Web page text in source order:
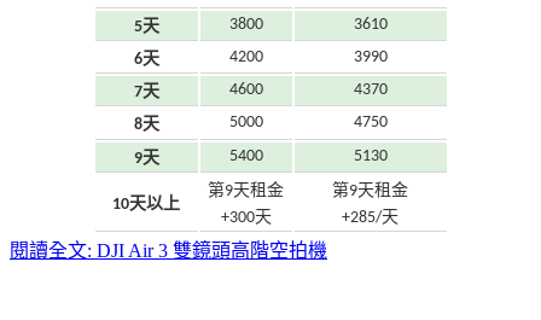
5天 3800
3610
6天
4200
3990
7天
4600
4370
8天
5000
4750
9天
5400 5130
10天以上
第9天租金
+300天
第9天租金
+285/天
閱讀全文: DJI Air 3 雙鏡頭高階空拍機